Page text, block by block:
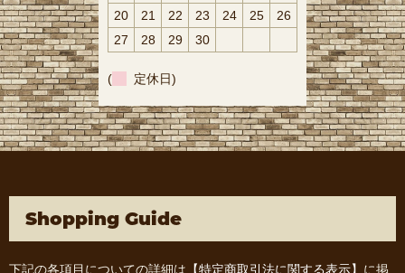
20 21 22 23 24 25
26
27
28 29 30
( 定休日)
Shopping Guide
下記の各項目についての詳細は 【特定商取引法に関する表示】 に掲